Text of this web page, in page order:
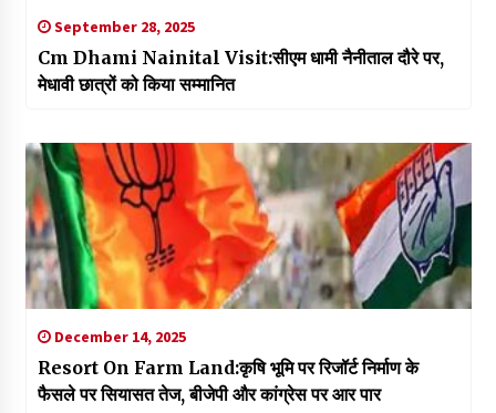
September 28, 2025
Cm Dhami Nainital Visit:सीएम धामी नैनीताल दौरे पर,
मेधावी छात्रों को किया सम्मानित
December 14, 2025
Resort On Farm Land:कृषि भूमि पर रिजॉर्ट निर्माण के
फैसले पर सियासत तेज, बीजेपी और कांग्रेस पर आर पार